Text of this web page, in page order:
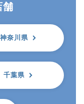
舗
神奈川県
千葉県